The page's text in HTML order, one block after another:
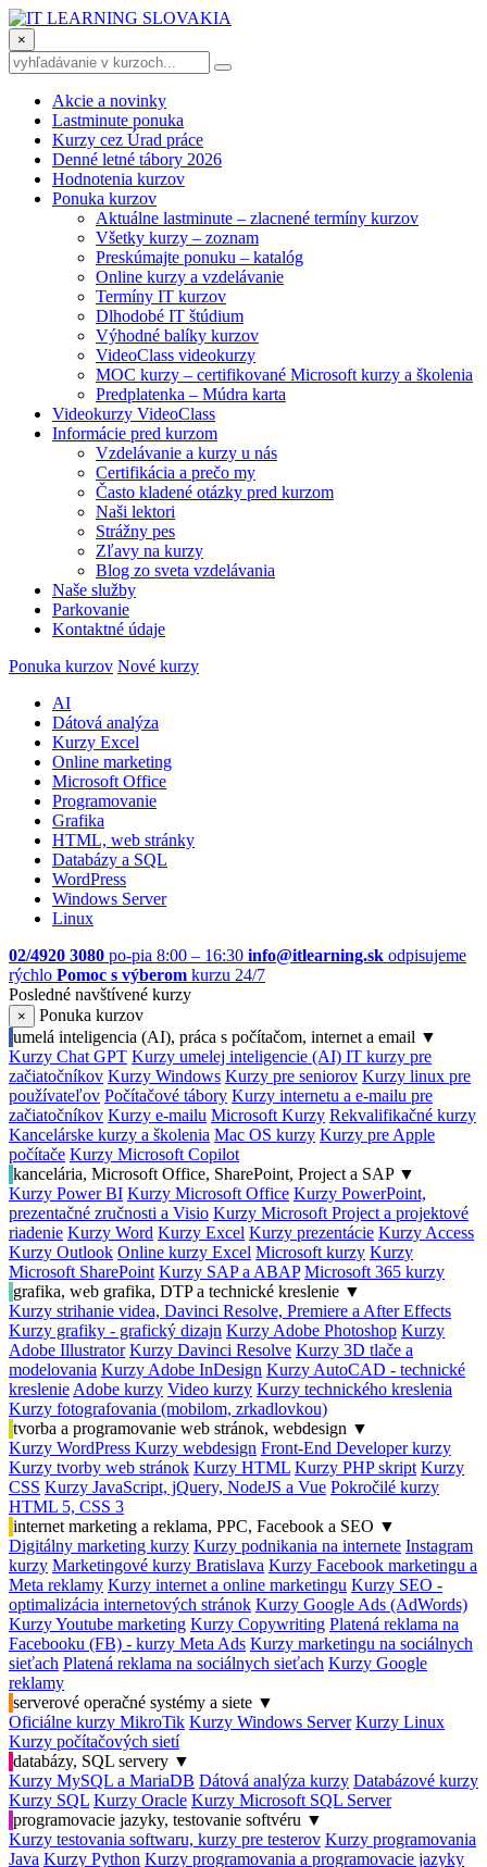
×
Akcie a novinky
Lastminute ponuka
Kurzy cez Úrad práce
Denné letné tábory 2026
Hodnotenia kurzov
Ponuka kurzov
Aktuálne lastminute – zlacnené termíny kurzov
Všetky kurzy – zoznam
Preskúmajte ponuku – katalóg
Online kurzy a vzdelávanie
Termíny IT kurzov
Dlhodobé IT štúdium
Výhodné balíky kurzov
VideoClass videokurzy
MOC kurzy – certifikované Microsoft kurzy a školenia
Predplatenka – Múdra karta
Videokurzy VideoClass
Informácie pred kurzom
Vzdelávanie a kurzy u nás
Certifikácia a prečo my
Často kladené otázky pred kurzom
Naši lektori
Strážny pes
Zľavy na kurzy
Blog zo sveta vzdelávania
Naše služby
Parkovanie
Kontaktné údaje
Ponuka kurzov Nové kurzy
AI
Dátová analýza
Kurzy Excel
Online marketing
Microsoft Office
Programovanie
Grafika
HTML, web stránky
Databázy a SQL
WordPress
Windows Server
Linux
02/4920 3080 po-pia 8:00 – 16:30 info@itlearning.sk odpisujeme
rýchlo Pomoc s výberom kurzu 24/7
Posledné navštívené kurzy
×
Ponuka kurzov
umelá inteligencia (AI), práca s počítačom, internet a email ▼
Kurzy Chat GPT Kurzy umelej inteligencie (AI) IT kurzy pre
začiatočníkov Kurzy Windows Kurzy pre seniorov Kurzy linux pre
používateľov Počítačové tábory Kurzy internetu a e-mailu pre
začiatočníkov Kurzy e-mailu Microsoft Kurzy Rekvalifikačné kurzy
Kancelárske kurzy a školenia Mac OS kurzy Kurzy pre Apple
počítače Kurzy Microsoft Copilot
kancelária, Microsoft Office, SharePoint, Project a SAP ▼
Kurzy Power BI Kurzy Microsoft Office Kurzy PowerPoint,
prezentačné zručnosti a Visio Kurzy Microsoft Project a projektové
riadenie Kurzy Word Kurzy Excel Kurzy prezentácie Kurzy Access
Kurzy Outlook Online kurzy Excel Microsoft kurzy Kurzy
Microsoft SharePoint Kurzy SAP a ABAP Microsoft 365 kurzy
grafika, web grafika, DTP a technické kreslenie ▼
Kurzy strihanie videa, Davinci Resolve, Premiere a After Effects
Kurzy grafiky - grafický dizajn Kurzy Adobe Photoshop Kurzy
Adobe Illustrator Kurzy Davinci Resolve Kurzy 3D tlače a
modelovania Kurzy Adobe InDesign Kurzy AutoCAD - technické
kreslenie Adobe kurzy Video kurzy Kurzy technického kreslenia
Kurzy fotografovania (mobilom, zrkadlovkou)
tvorba a programovanie web stránok, webdesign ▼
Kurzy WordPress Kurzy webdesign Front-End Developer kurzy
Kurzy tvorby web stránok Kurzy HTML Kurzy PHP skript Kurzy
CSS Kurzy JavaScript, jQuery, NodeJS a Vue Pokročilé kurzy
HTML 5, CSS 3
internet marketing a reklama, PPC, Facebook a SEO ▼
Digitálny marketing kurzy Kurzy podnikania na internete Instagram
kurzy Marketingové kurzy Bratislava Kurzy Facebook marketingu a
Meta reklamy Kurzy internet a online marketingu Kurzy SEO -
optimalizácia internetových stránok Kurzy Google Ads (AdWords)
Kurzy Youtube marketing Kurzy Copywriting Platená reklama na
Facebooku (FB) - kurzy Meta Ads Kurzy marketingu na sociálnych
sieťach Platená reklama na sociálnych sieťach Kurzy Google
reklamy
serverové operačné systémy a siete ▼
Oficiálne kurzy MikroTik Kurzy Windows Server Kurzy Linux
Kurzy počítačových sietí
databázy, SQL servery ▼
Kurzy MySQL a MariaDB Dátová analýza kurzy Databázové kurzy
Kurzy SQL Kurzy Oracle Kurzy Microsoft SQL Server
programovacie jazyky, testovanie softvéru ▼
Kurzy testovania softwaru, kurzy pre testerov Kurzy programovania
Java Kurzy Python Kurzy programovania a programovacie jazyky